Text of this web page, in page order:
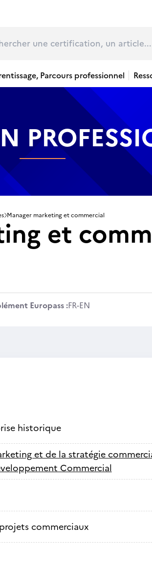
Parcours professionnel
Manager marketing et commercial
et
Europass :FR-EN
historique
et de la stratégie
Commercial
commerciaux